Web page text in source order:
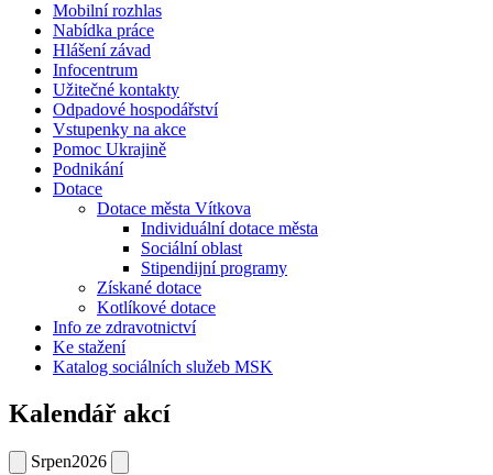
Mobilní rozhlas
Nabídka práce
Hlášení závad
Infocentrum
Užitečné kontakty
Odpadové hospodářství
Vstupenky na akce
Pomoc Ukrajině
Podnikání
Dotace
Dotace města Vítkova
Individuální dotace města
Sociální oblast
Stipendijní programy
Získané dotace
Kotlíkové dotace
Info ze zdravotnictví
Ke stažení
Katalog sociálních služeb MSK
Kalendář akcí
Srpen2026